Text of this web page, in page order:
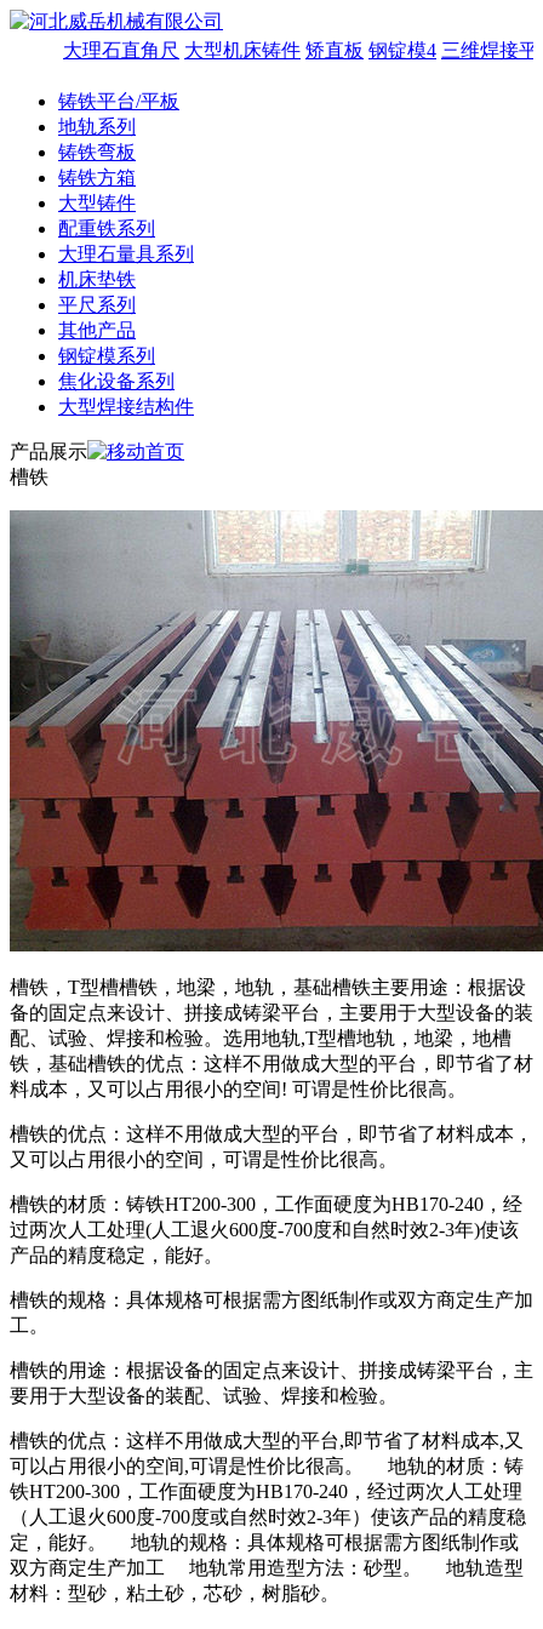
大理石直角尺 大型机床铸件 矫直板 钢锭模4 三维焊接平
铸铁平台/平板
地轨系列
铸铁弯板
铸铁方箱
大型铸件
配重铁系列
大理石量具系列
机床垫铁
平尺系列
其他产品
钢锭模系列
焦化设备系列
大型焊接结构件
产品展示
槽铁
槽铁，T型槽槽铁，地梁，地轨，基础槽铁主要用途：根据设
备的固定点来设计、拼接成铸梁平台，主要用于大型设备的装
配、试验、焊接和检验。选用地轨,T型槽地轨，地梁，地槽
铁，基础槽铁的优点：这样不用做成大型的平台，即节省了材
料成本，又可以占用很小的空间! 可谓是性价比很高。
槽铁的优点：这样不用做成大型的平台，即节省了材料成本，
又可以占用很小的空间，可谓是性价比很高。
槽铁的材质：铸铁HT200-300，工作面硬度为HB170-240，经
过两次人工处理(人工退火600度-700度和自然时效2-3年)使该
产品的精度稳定，能好。
槽铁的规格：具体规格可根据需方图纸制作或双方商定生产加
工。
槽铁的用途：根据设备的固定点来设计、拼接成铸梁平台，主
要用于大型设备的装配、试验、焊接和检验。
槽铁的优点：这样不用做成大型的平台,即节省了材料成本,又
可以占用很小的空间,可谓是性价比很高。 地轨的材质：铸
铁HT200-300，工作面硬度为HB170-240，经过两次人工处理
（人工退火600度-700度或自然时效2-3年）使该产品的精度稳
定，能好。 地轨的规格：具体规格可根据需方图纸制作或
双方商定生产加工 地轨常用造型方法：砂型。 地轨造型
材料：型砂，粘土砂，芯砂，树脂砂。